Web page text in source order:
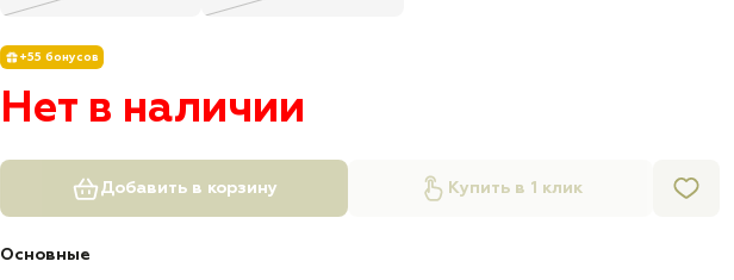
+55 бонусов
Нет в наличии
Добавить в корзину Купить в 1 клик
Основные